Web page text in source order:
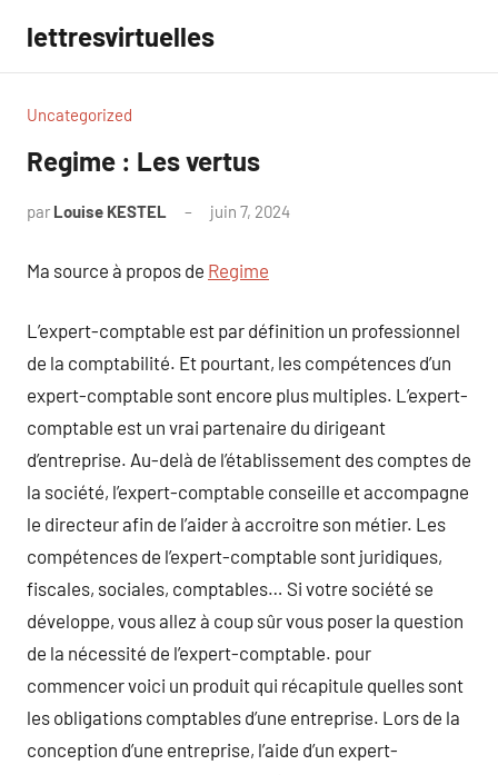
contenu
lettresvirtuelles
Uncategorized
Regime : Les vertus
par Louise KESTEL juin 7, 2024
Ma source à propos de Regime
L’expert-comptable est par définition un professionnel
de la comptabilité. Et pourtant, les compétences d’un
expert-comptable sont encore plus multiples. L’expert-
comptable est un vrai partenaire du dirigeant
d’entreprise. Au-delà de l’établissement des comptes de
la société, l’expert-comptable conseille et accompagne
le directeur afin de l’aider à accroitre son métier. Les
compétences de l’expert-comptable sont juridiques,
fiscales, sociales, comptables… Si votre société se
développe, vous allez à coup sûr vous poser la question
de la nécessité de l’expert-comptable. pour
commencer voici un produit qui récapitule quelles sont
les obligations comptables d’une entreprise. Lors de la
conception d’une entreprise, l’aide d’un expert-